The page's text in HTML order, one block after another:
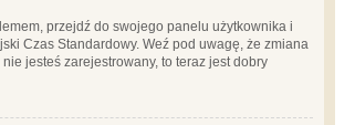
przejdź do swojego panelu użytkownika i
Czas Standardowy. Weź pod uwagę, że zmiana
jesteś zarejestrowany, to teraz jest dobry